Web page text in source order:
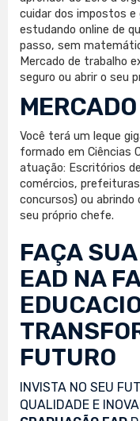
cuidar dos impostos e
estudando online de
passo, sem
Mercado de trabalho
seguro ou abrir o seu
Você terá um leque
formado em Ciências
atuação: Escritórios
comércios,
concursos) ou abrindo
seu próprio chefe.
FAÇA SUA
EAD NA
FUTURO
INVISTA NO SEU
QUALIDADE E